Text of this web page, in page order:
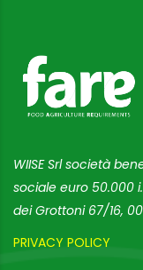
WIISE Srl società
sociale euro 50.000
dei Grottoni 67/16,
PRIVACY POLICY